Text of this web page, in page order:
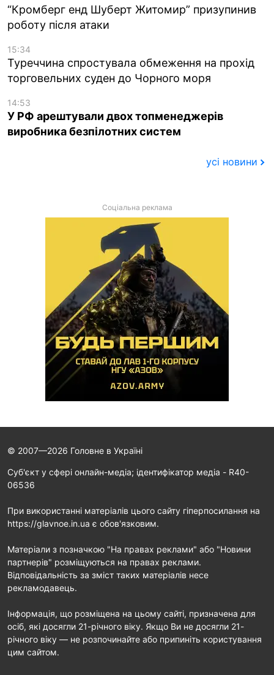
“Кромберг енд Шуберт Житомир” призупинив
роботу після атаки
15:34
Туреччина спростувала обмеження на прохід
торговельних суден до Чорного моря
14:53
У РФ арештували двох топменеджерів
виробника безпілотних систем
усі новини
Соціальна реклама
© 2007—2026 Головне в Україні
Cуб'єкт у сфері онлайн-медіа; ідентифікатор медіа - R40-
06536
При використанні матеріалів цього сайту гіперпосилання на
https://glavnoe.in.ua є обов'язковим.
Матеріали з позначкою "На правах реклами" або "Новини
партнерів" розміщуються на правах реклами.
Відповідальність за зміст таких матеріалів несе
рекламодавець.
Інформація, що розміщена на цьому сайті, призначена для
осіб, які досягли 21-річного віку. Якщо Ви не досягли 21-
річного віку — не розпочинайте або припиніть користування
цим сайтом.